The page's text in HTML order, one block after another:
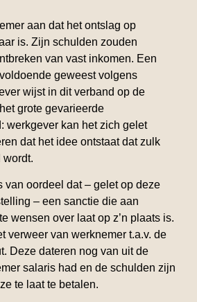
aan dat het ontslag op
is. Zijn schulden zouden
van vast inkomen. Een
geweest volgens
wijst in dit verband op de
grote gevarieerde
werkgever kan het zich gelet
dat het idee ontstaat dat zulk
wordt.
van oordeel dat – gelet op deze
– een sanctie die aan
wensen over laat op z’n plaats is.
verweer van werknemer t.a.v. de
Deze dateren nog van uit de
salaris had en de schulden zijn
te laat te betalen.